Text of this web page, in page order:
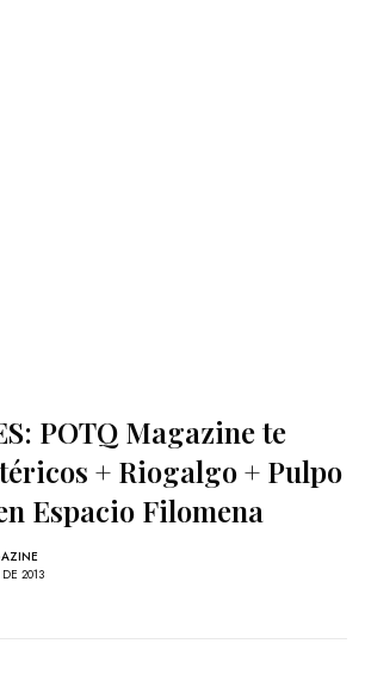
POTQ Magazine te
+ Riogalgo + Pulpo
Espacio Filomena
2013